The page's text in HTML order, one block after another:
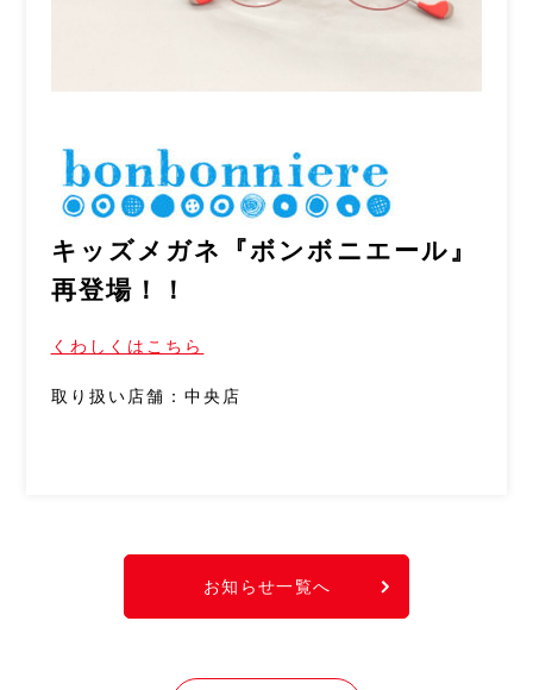
キッズメガネ『ボンボニエール』
再登場！！
くわしくはこちら
取り扱い店舗：中央店
お知らせ一覧へ